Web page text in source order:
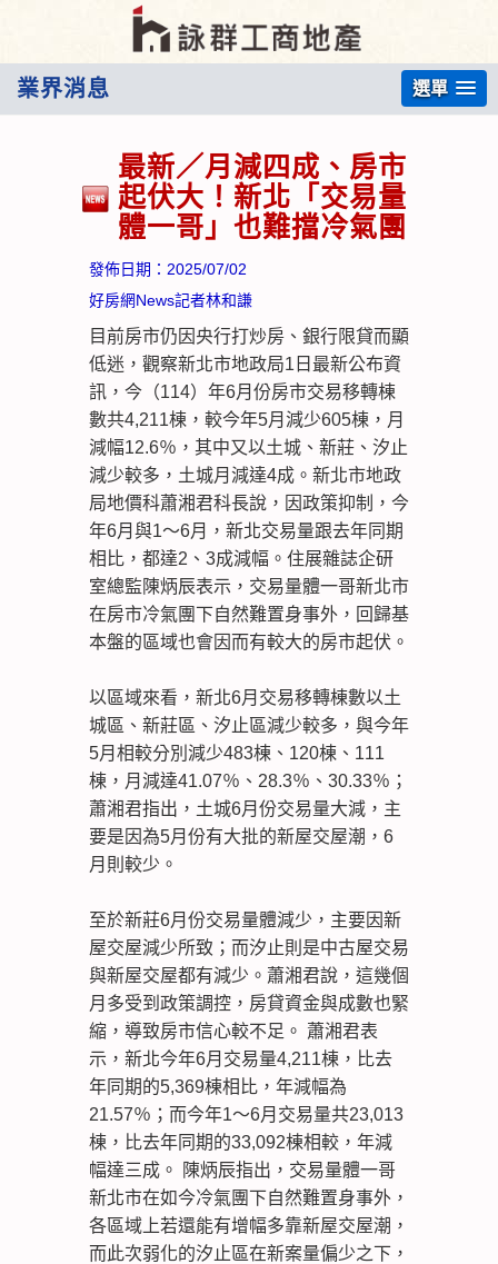
業界消息 選單
最新／月減四成、房市
起伏大！新北「交易量
體一哥」也難擋冷氣團
發佈日期： 2025/07/02
好房網News記者林和謙
目前房市仍因央行打炒房、銀行限貸而顯
低迷，觀察新北市地政局1日最新公布資
訊，今（114）年6月份房市交易移轉棟
數共4,211棟，較今年5月減少605棟，月
減幅12.6％，其中又以土城、新莊、汐止
減少較多，土城月減達4成。新北市地政
局地價科蕭湘君科長說，因政策抑制，今
年6月與1～6月，新北交易量跟去年同期
相比，都達2、3成減幅。住展雜誌企研
室總監陳炳辰表示，交易量體一哥新北市
在房市冷氣團下自然難置身事外，回歸基
本盤的區域也會因而有較大的房市起伏。
以區域來看，新北6月交易移轉棟數以土
城區、新莊區、汐止區減少較多，與今年
5月相較分別減少483棟、120棟、111
棟，月減達41.07％、28.3％、30.33％；
蕭湘君指出，土城6月份交易量大減，主
要是因為5月份有大批的新屋交屋潮，6
月則較少。
至於新莊6月份交易量體減少，主要因新
屋交屋減少所致；而汐止則是中古屋交易
與新屋交屋都有減少。蕭湘君說，這幾個
月多受到政策調控，房貸資金與成數也緊
縮，導致房市信心較不足。 蕭湘君表
示，新北今年6月交易量4,211棟，比去
年同期的5,369棟相比，年減幅為
21.57％；而今年1～6月交易量共23,013
棟，比去年同期的33,092棟相較，年減
幅達三成。 陳炳辰指出，交易量體一哥
新北市在如今冷氣團下自然難置身事外，
各區域上若還能有增幅多靠新屋交屋潮，
而此次弱化的汐止區在新案量偏少之下，